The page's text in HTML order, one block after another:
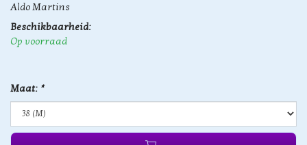
Aldo Martins
Beschikbaarheid:
Op voorraad
Maat: *